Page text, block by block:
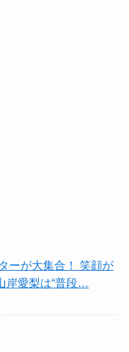
ーが大集合！ 笑顔が
岸愛梨は“普段…